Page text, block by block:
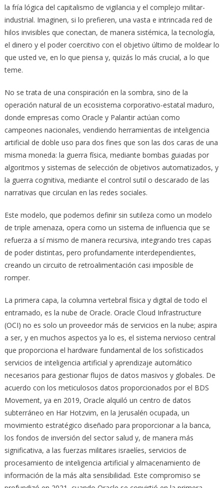
la fría lógica del capitalismo de vigilancia y el complejo militar-
industrial. Imaginen, si lo prefieren, una vasta e intrincada red de
hilos invisibles que conectan, de manera sistémica, la tecnología,
el dinero y el poder coercitivo con el objetivo último de moldear lo
que usted ve, en lo que piensa y, quizás lo más crucial, a lo que
teme.
No se trata de una conspiración en la sombra, sino de la
operación natural de un ecosistema corporativo-estatal maduro,
donde empresas como Oracle y Palantir actúan como
campeones nacionales, vendiendo herramientas de inteligencia
artificial de doble uso para dos fines que son las dos caras de una
misma moneda: la guerra física, mediante bombas guiadas por
algoritmos y sistemas de selección de objetivos automatizados, y
la guerra cognitiva, mediante el control sutil o descarado de las
narrativas que circulan en las redes sociales.
Este modelo, que podemos definir sin sutileza como un modelo
de triple amenaza, opera como un sistema de influencia que se
refuerza a sí mismo de manera recursiva, integrando tres capas
de poder distintas, pero profundamente interdependientes,
creando un circuito de retroalimentación casi imposible de
romper.
La primera capa, la columna vertebral física y digital de todo el
entramado, es la nube de Oracle. Oracle Cloud Infrastructure
(OCI) no es solo un proveedor más de servicios en la nube; aspira
a ser, y en muchos aspectos ya lo es, el sistema nervioso central
que proporciona el hardware fundamental de los sofisticados
servicios de inteligencia artificial y aprendizaje automático
necesarios para gestionar flujos de datos masivos y globales. De
acuerdo con los meticulosos datos proporcionados por el BDS
Movement, ya en 2019, Oracle alquiló un centro de datos
subterráneo en Har Hotzvim, en la Jerusalén ocupada, un
movimiento estratégico diseñado para proporcionar a la banca,
los fondos de inversión del sector salud y, de manera más
significativa, a las fuerzas militares israelíes, servicios de
procesamiento de inteligencia artificial y almacenamiento de
información de la más alta sensibilidad. Este compromiso se